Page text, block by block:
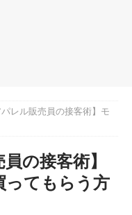
パレル販売員の接客術】モ
の接客術】
ってもらう方